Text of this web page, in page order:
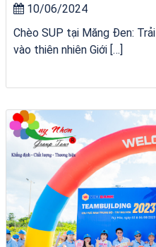
10/06/2024
Chèo SUP tại Măng Đen:
vào thiên nhiên Giới […]
City Tour Quy Nhơn